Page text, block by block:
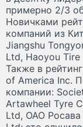
примерно 2/3
Новичками
компаний из
Jiangshu
Ltd, Haoyou
Также в
of America Inc.
компании:
Artawheel Tyre
Ltd, ОАО Росава